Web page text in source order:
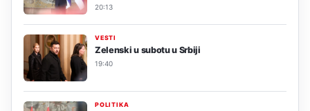
20:13
VESTI
Zelenski u subotu u Srbiji
19:40
POLITIKA